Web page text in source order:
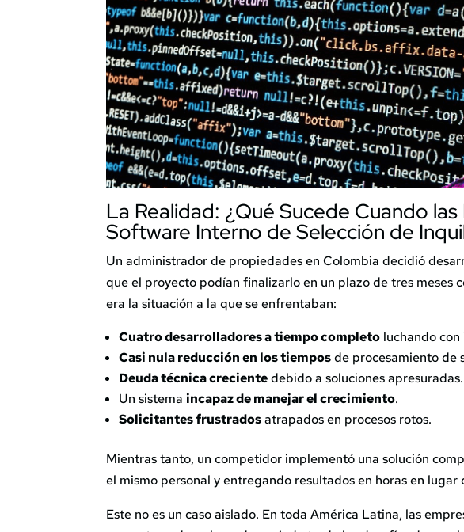
La Realidad: ¿Qué Sucede Cuando
Software Interno de Selección de
Un administrador de propiedades en Colombia decidió
que el proyecto podían finalizarlo en un plazo de tres meses
era la situación a la que se enfrentaban:
Cuatro desarrolladores a tiempo completo luchando
Casi nula reducción en los tiemposde procesamiento de
Deuda técnica crecientedebido a soluciones apresuradas.
Un sistema incapaz de manejar el crecimiento.
Solicitantes frustradosatrapados en procesos rotos.
Mientras tanto, un competidor implementó una solución
el mismo personal y entregando resultados en horas en lugar
Este no es un caso aislado. En toda América Latina, las